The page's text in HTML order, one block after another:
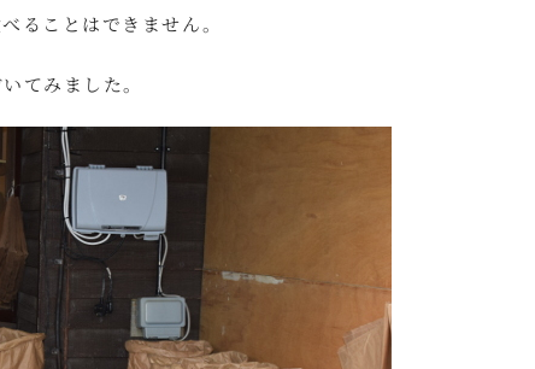
ることはできません。
てみました。